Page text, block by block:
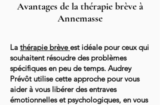
Avantages de la thérapie brève à
Annemasse
La thérapie brèveest idéale pour ceux qui
souhaitent résoudre des problèmes
spécifiques en peu de temps. Audrey
Prévôt utilise cette approche pour vous
aider à vous libérer des entraves
émotionnelles et psychologiques, en vous